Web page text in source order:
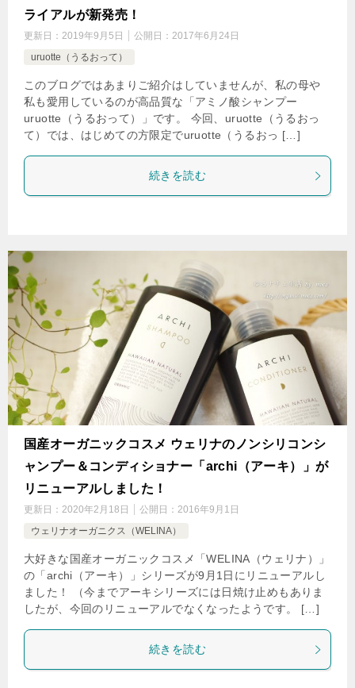
ライアルが新発売！
更新日： 2019年9月5日 公開日： 2017年6月24日
uruotte（うるおって）
このブログではあまりご紹介はしていませんが、私の母や
私も愛用しているのが高品質な「アミノ酸シャンプー
uruotte（うるおって）」です。 今回、uruotte（うるおっ
て）では、はじめての方限定でuruotte（うるおっ […]
続きを読む
国産オーガニックコスメ ウェリナのノンシリコンシ
ャンプー＆コンディショナー「archi（アーキ）」が
リニューアルしました！
更新日： 2020年2月18日 公開日： 2016年9月1日
ウェリナオーガニクス（WELINA）
大好きな国産オーガニックコスメ「WELINA（ウェリナ）」
の「archi（アーキ）」シリーズが9月1日にリニューアルし
ました！ （今までアーキシリーズには日焼け止めもありま
したが、今回のリニューアルでなくなったようです。 […]
続きを読む